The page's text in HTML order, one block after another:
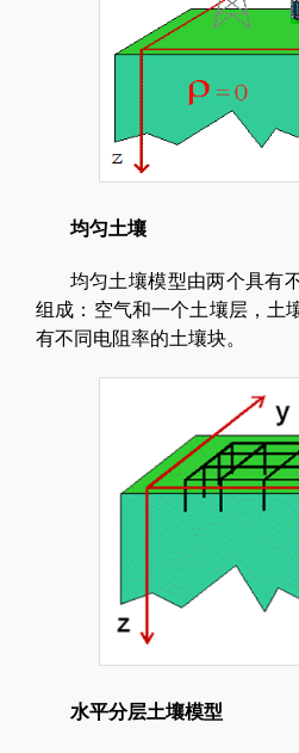
均匀土壤
均匀土壤模型由两个具有
组成：空气和一个土壤层，土
有不同电阻率的土壤块。
水平分层土壤模型